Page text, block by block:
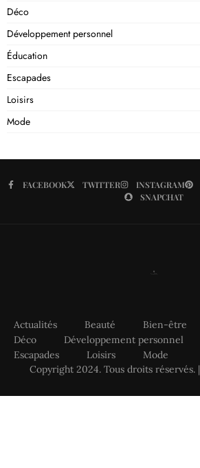
Déco
Développement personnel
Éducation
Escapades
Loisirs
Mode
FACEBOOK TWITTER INSTAGRAM
SNAPCHAT
Actualités Beauté Bien-être
Déco
Développement personnel
Escapades
Loisirs
Mode
Copyright 2024. Tous droits réservés. |